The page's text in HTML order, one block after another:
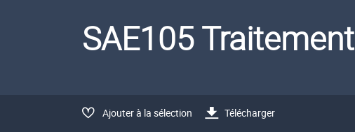
SAE105
Ajouter à la sélection Télécharger